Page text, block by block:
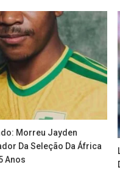
Morreu Jayden
Da Seleção Da África
Anos